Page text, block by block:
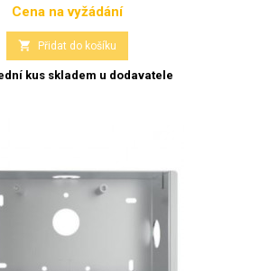
Cena
Cena na vyžádání
 Přidat do košíku
kus skladem u dodavatele